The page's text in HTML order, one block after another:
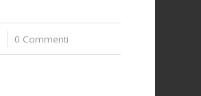
0 Commenti